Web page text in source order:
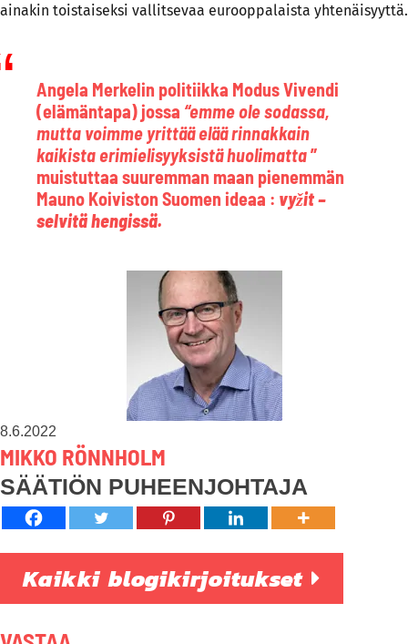
ainakin toistaiseksi vallitsevaa eurooppalaista yhtenäisyyttä.
Angela Merkelin politiikka Modus Vivendi
(elämäntapa) jossa “emme ole sodassa,
mutta voimme yrittää elää rinnakkain
kaikista erimielisyyksistä huolimatta”
muistuttaa suuremman maan pienemmän
Mauno Koiviston Suomen ideaa : vyžit–
selvitä hengissä.
8.6.2022
MIKKO RÖNNHOLM
SÄÄTIÖN PUHEENJOHTAJA
Kaikki blogikirjoitukset